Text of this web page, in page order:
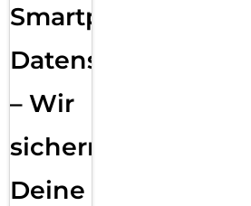
Smartphone
Datensicherung
– Wir
sichern
Deine